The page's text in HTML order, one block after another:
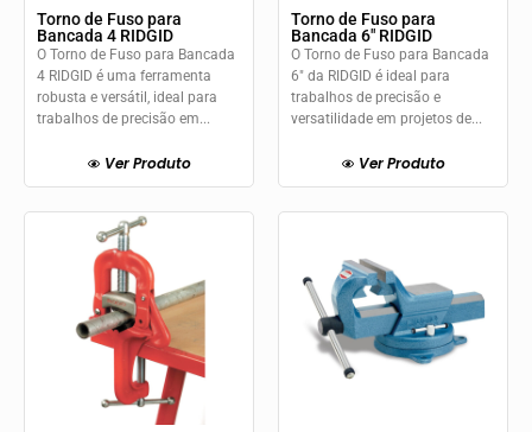
Torno de Fuso para
Bancada 4 RIDGID
O Torno de Fuso para Bancada
4 RIDGID é uma ferramenta
robusta e versátil, ideal para
trabalhos de precisão em...
Ver Produto
Torno de Fuso para
Bancada 6″ RIDGID
O Torno de Fuso para Bancada
6" da RIDGID é ideal para
trabalhos de precisão e
versatilidade em projetos de...
Ver Produto